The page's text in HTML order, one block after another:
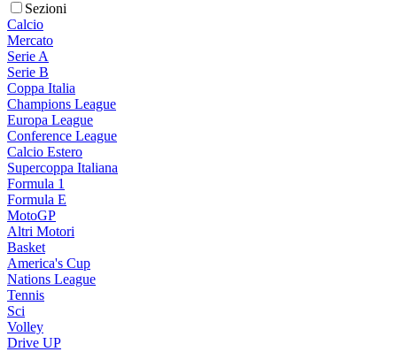
Sezioni
Calcio
Mercato
Serie A
Serie B
Coppa Italia
Champions League
Europa League
Conference League
Calcio Estero
Supercoppa Italiana
Formula 1
Formula E
MotoGP
Altri Motori
Basket
America's Cup
Nations League
Tennis
Sci
Volley
Drive UP